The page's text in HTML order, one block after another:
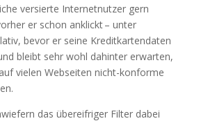
versierte Internetnutzer gern
er schon anklickt – unter
bevor er seine Kreditkartendaten
bleibt sehr wohl dahinter erwarten,
vielen Webseiten nicht-konforme
das übereifriger Filter dabei